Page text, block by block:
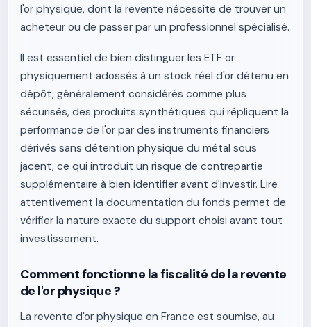
l'or physique, dont la revente nécessite de trouver un
acheteur ou de passer par un professionnel spécialisé.
Il est essentiel de bien distinguer les ETF or
physiquement adossés à un stock réel d'or détenu en
dépôt, généralement considérés comme plus
sécurisés, des produits synthétiques qui répliquent la
performance de l'or par des instruments financiers
dérivés sans détention physique du métal sous
jacent, ce qui introduit un risque de contrepartie
supplémentaire à bien identifier avant d'investir. Lire
attentivement la documentation du fonds permet de
vérifier la nature exacte du support choisi avant tout
investissement.
Comment fonctionne la fiscalité de la revente
de l'or physique ?
La revente d'or physique en France est soumise, au